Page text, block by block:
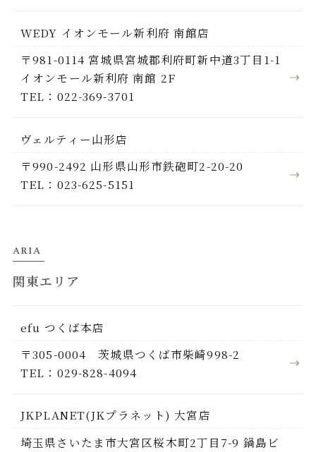
WEDY イオンモール新利府 南館店
〒981-0114 宮城県宮城郡利府町新中道3丁目1-1
イオンモール新利府 南館 2F
TEL：022-369-3701
ヴェルティー山形店
〒990-2492 山形県山形市鉄砲町2-20-20
TEL：023-625-5151
ARIA
関東エリア
efu つくば本店
〒305-0004 茨城県つくば市柴崎998-2
TEL：029-828-4094
JKPLANET(JKプラネット) 大宮店
埼玉県さいたま市大宮区桜木町2丁目7-9 鍋島ビ